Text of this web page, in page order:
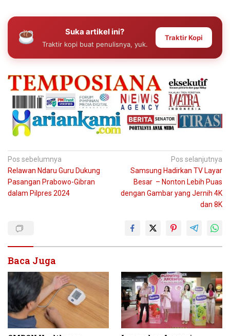
Suka artikel ini?
Traktir kopi buat penulisnya, yuk.
Traktir Kopi
Navigasi
pos
Pos sebelumnya
Relawan Ndaru Guru Dukung
Pasangan Prabowo-Gibran
dalam Pilpres 2024
Pos selanjutnya
Samsung Hadirkan TV Layar
Besar – Nonton Lebih Puas
dengan Gambar yang Jernih 4K
dan 8K
Baca Juga